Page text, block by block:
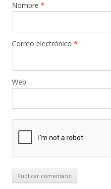
Nombre *
Correo electrónico *
Web